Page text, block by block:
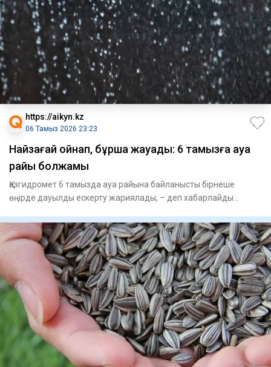
https://aikyn.kz
06 Тамыз 2026 23:23
Найзағай ойнап, бұршақ жауады: 6 тамызға ауа
райы болжамы
Қазгидромет 6 тамызда ауа райына байланысты бірнеше
өңірде дауылды ескерту жариялады, – деп хабарлайды